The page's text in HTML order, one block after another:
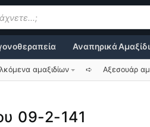
Αναπηρικά
αμαξιδίων ➪ Αξεσουάρ
09-2-141